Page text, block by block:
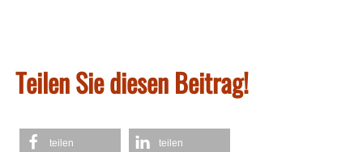
Teilen Sie diesen Beitrag!
teilen teilen